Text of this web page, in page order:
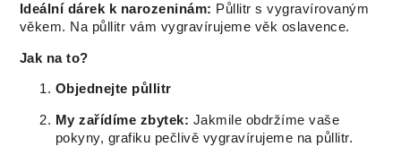
Ideální dárek k narozeninám: Půllitr s vygravírovaným
věkem. Na půllitr vám vygravírujeme věk oslavence.
Jak na to?
Objednejte půllitr
My zařídíme zbytek: Jakmile obdržíme vaše
pokyny, grafiku pečlivě vygravírujeme na půllitr.